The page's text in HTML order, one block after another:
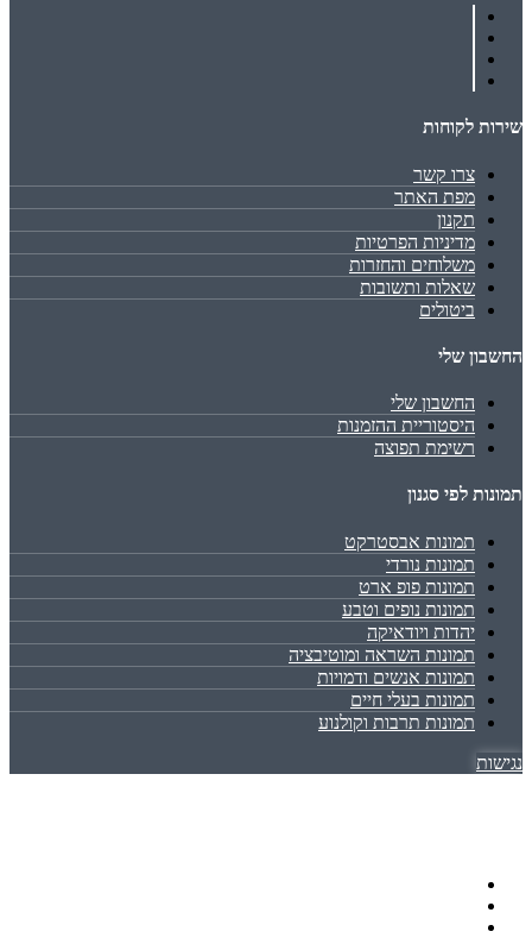
שירות לקוחות
צרו קשר
מפת האתר
תקנון
מדיניות הפרטיות
משלוחים והחזרות
שאלות ותשובות
ביטולים
החשבון שלי
החשבון שלי
היסטוריית ההזמנות
רשימת תפוצה
תמונות לפי סגנון
תמונות אבסטרקט
תמונות נורדי
תמונות פופ ארט
תמונות נופים וטבע
יהדות ויודאיקה
תמונות השראה ומוטיבציה
תמונות אנשים ודמויות
תמונות בעלי חיים
תמונות תרבות וקולנוע
נגישות